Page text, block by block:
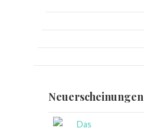
Neuerscheinungen